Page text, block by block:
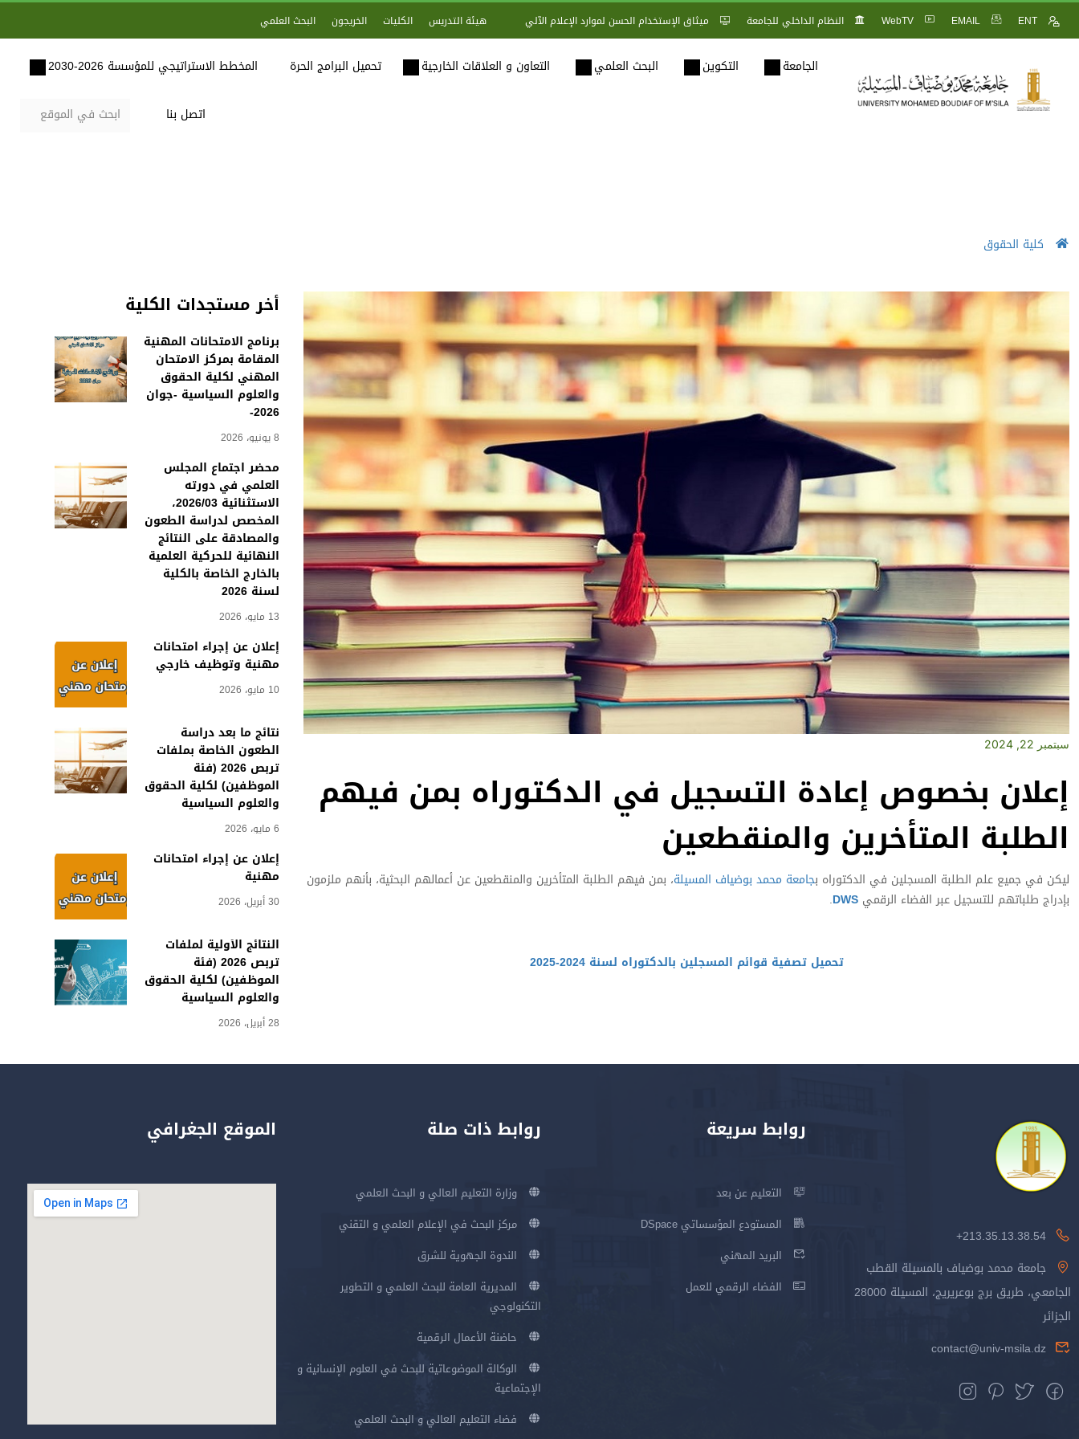
ENT
EMAIL
WebTV النظام الداخلي للجامعة ميثاق الإستخدام الحسن لموارد الإعلام الآلي هيئة التدريس الكليات الخريجون البحث العلمي
الجامعة التكوين البحث العلمي التعاون و العلاقات الخارجية تحميل البرامج الحرة المخطط الاستراتيجي للمؤسسة 2026-2030
اتصل بنا
كلية الحقوق
أخر مستجدات الكلية
برنامج الامتحانات المهنية
المقامة بمركز الامتحان
المهني لكلية الحقوق
والعلوم السياسية -جوان
2026-
8 يونيو، 2026
محضر اجتماع المجلس
العلمي في دورته
الاستثنائية 2026/03،
المخصص لدراسة الطعون
والمصادقة على النتائج
النهائية للحركية العلمية
بالخارج الخاصة بالكلية
لسنة 2026
13 مايو، 2026
إعلان عن إجراء امتحانات
مهنية وتوظيف خارجي
10 مايو، 2026
نتائج ما بعد دراسة
الطعون الخاصة بملفات
تربص 2026 (فئة
الموظفين) لكلية الحقوق
والعلوم السياسية
6 مايو، 2026
إعلان عن إجراء امتحانات
مهنية
30 أبريل، 2026
النتائج الأولية لملفات
تربص 2026 (فئة
الموظفين) لكلية الحقوق
والعلوم السياسية
28 أبريل، 2026
سبتمبر 22, 2024
إعلان بخصوص إعادة التسجيل في الدكتوراه بمن فيهم
الطلبة المتأخرين والمنقطعين
ليكن في جميع علم الطلبة المسجلين في الدكتوراه بجامعة محمد بوضياف المسيلة، بمن فيهم الطلبة المتأخرين والمنقطعين عن أعمالهم البحثية، بأنهم ملزمون
بإدراج طلباتهم للتسجيل عبر الفضاء الرقمي DWS
.
تحميل تصفية قوائم المسجلين بالدكتوراه لسنة 2024-2025
213.35.13.38.54+
جامعة محمد بوضياف بالمسيلة القطب
الجامعي، طريق برج بوعريريج، المسيلة 28000
الجزائر
contact@univ-msila.dz
روابط سريعة
التعليم عن بعد
المستودع المؤسساتي DSpace
البريد المهني
الفضاء الرقمي للعمل
روابط ذات صلة
وزارة التعليم العالي و البحث العلمي
مركز البحث في الإعلام العلمي و التقني
الندوة الجهوية للشرق
المديرية العامة للبحث العلمي و التطوير
التكنولوجي
حاضنة الأعمال الرقمية
الوكالة الموضوعاتية للبحث في العلوم الإنسانية و
الإجتماعية
فضاء التعليم العالي و البحث العلمي
الموقع الجغرافي